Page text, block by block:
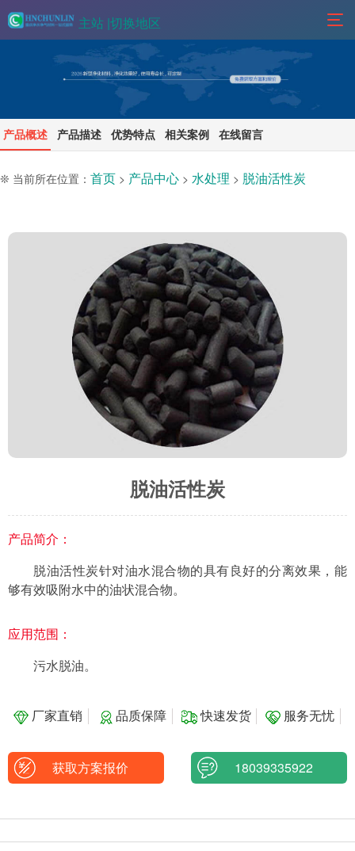
主站 |切换地区
产品概述 产品描述 优势特点 相关案例 在线留言
❊ 当前所在位置： 首页 > 产品中心 > 水处理 > 脱油活性炭
脱油活性炭
产品简介：
脱油活性炭针对油水混合物的具有良好的分离效果，能
够有效吸附水中的油状混合物。
应用范围：
污水脱油。
厂家直销 品质保障 快速发货 服务无忧
获取方案报价 18039335922